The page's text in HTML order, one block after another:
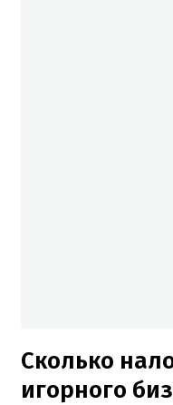
Сколько
игорного